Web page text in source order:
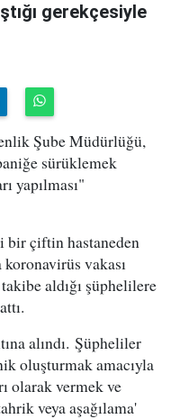
gerekçesiyle
Şube Müdürlüğü,
sürüklemek
yapılması"
bir çiftin hastaneden
vakası
aldığı şüphelilere
alındı. Şüpheliler
oluşturmak amacıyla
olarak vermek ve
veya aşağılama'